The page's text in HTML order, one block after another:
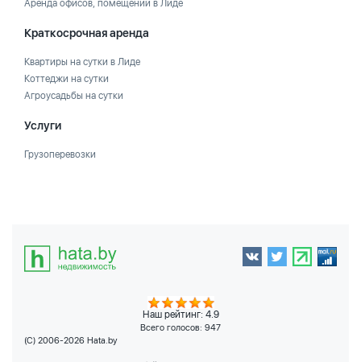
Аренда офисов, помещений в Лиде
Краткосрочная аренда
Квартиры на сутки в Лиде
Коттеджи на сутки
Агроусадьбы на сутки
Услуги
Грузоперевозки
Наш рейтинг: 4.9
Всего голосов: 947
(C) 2006-2026 Hata.by